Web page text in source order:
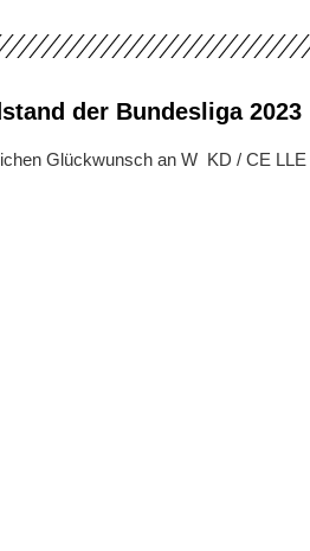
der Bundesliga 2023
Glückwunsch an W KD / CE